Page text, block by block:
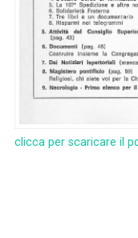
clicca per scaricare il